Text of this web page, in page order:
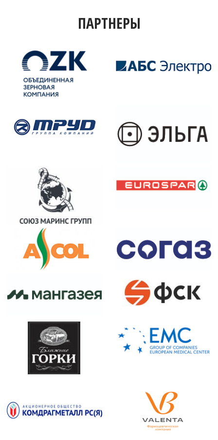
ПАРТНЕРЫ